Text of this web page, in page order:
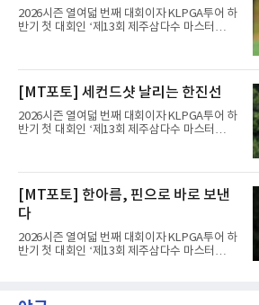
2026시즌 열여덟 번째 대회이자 KLPGA투어 하
반기 첫 대회인 ‘제13회 제주삼다수 마스터
트(파72/6,767야드)에서 열리고 있다.8일 현재
에서 경기하고 있다.
[MT포토] 세컨드샷 날리는 한진선
2026시즌 열여덟 번째 대회이자 KLPGA투어 하
반기 첫 대회인 ‘제13회 제주삼다수 마스터
트(파72/6,767야드)에서 열리고 있다.8일 현재
에서 경기하고 있다.
[MT포토] 한아름, 핀으로 바로 보낸
다
2026시즌 열여덟 번째 대회이자 KLPGA투어 하
반기 첫 대회인 ‘제13회 제주삼다수 마스터